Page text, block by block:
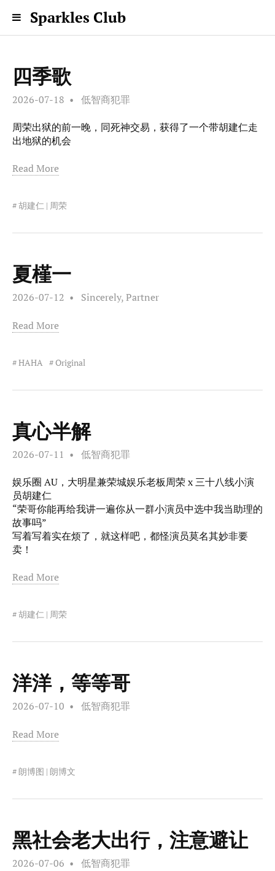
Sparkles Club
四季歌
2026-07-18 低智商犯罪
周荣出狱的前一晚，同死神交易，获得了一个带胡建仁走
出地狱的机会
Read More
胡建仁 | 周荣
夏槿一
2026-07-12 Sincerely, Partner
Read More
HAHA Original
真心半解
2026-07-11 低智商犯罪
娱乐圈 AU，大明星兼荣城娱乐老板周荣 x 三十八线小演
员胡建仁
“荣哥你能再给我讲一遍你从一群小演员中选中我当助理的
故事吗”
写着写着实在烦了，就这样吧，都怪演员莫名其妙非要
卖！
Read More
胡建仁 | 周荣
洋洋，等等哥
2026-07-10 低智商犯罪
Read More
朗博图 | 朗博文
黑社会老大出行，注意避让
2026-07-06 低智商犯罪